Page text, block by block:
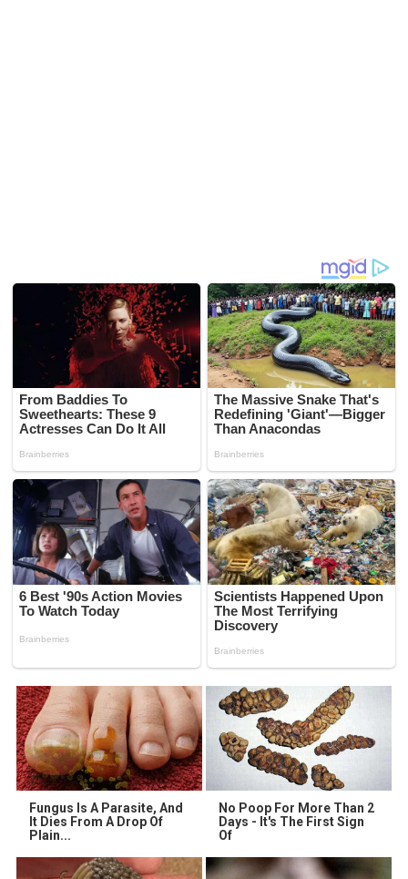
Fungus Is A Parasite, And
It Dies From A Drop Of
Plain...
No Poop For More Than 2
Days - It's The First Sign
Of